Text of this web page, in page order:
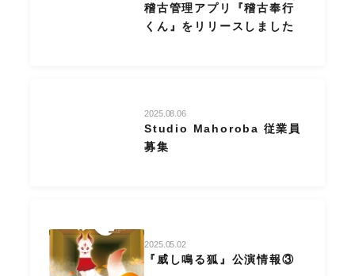
稽古管理アプリ『稽古奉行
くん』をリリースしました
2025.08.06
Studio Mahoroba 従業員
募集
2025.05.02
『威し鳴る狐』公演情報③